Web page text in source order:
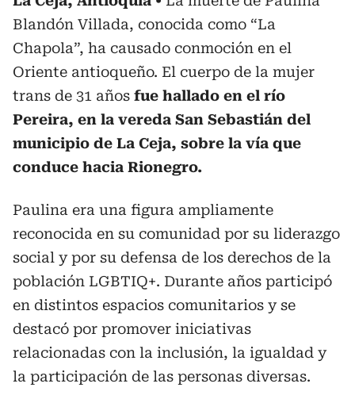
Blandón Villada, conocida como “La
Chapola”, ha causado conmoción en el
Oriente antioqueño. El cuerpo de la mujer
trans de 31 años fue hallado en el río
Pereira, en la vereda San Sebastián del
municipio de La Ceja, sobre la vía que
conduce hacia Rionegro.
Paulina era una figura ampliamente
reconocida en su comunidad por su liderazgo
social y por su defensa de los derechos de la
población LGBTIQ+. Durante años participó
en distintos espacios comunitarios y se
destacó por promover iniciativas
relacionadas con la inclusión, la igualdad y
la participación de las personas diversas.